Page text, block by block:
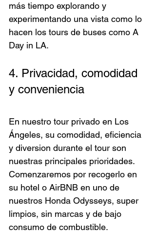
más tiempo explorando y
experimentando una vista como lo
hacen los tours de buses como A
Day in LA.
4. Privacidad, comodidad
y conveniencia
En nuestro tour privado en Los
Ángeles, su comodidad, eficiencia
y diversion durante el tour son
nuestras principales prioridades.
Comenzaremos por recogerlo en
su hotel o AirBNB en uno de
nuestros Honda Odysseys, super
limpios, sin marcas y de bajo
consumo de combustible.